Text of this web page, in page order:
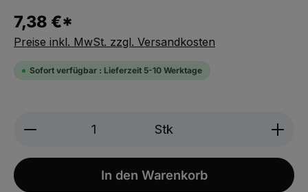
7,38 €*
Preise inkl. MwSt. zzgl. Versandkosten
Sofort verfügbar : Lieferzeit 5-10 Werktage
Produkt Anzahl: Gib den
Stk
In den Warenkorb